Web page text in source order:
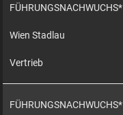
FÜHRUNGSNACHWUCHS*
Wien Stadlau
Vertrieb
FÜHRUNGSNACHWUCHS*